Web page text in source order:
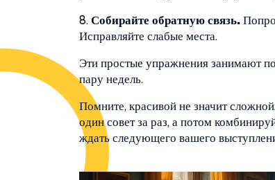
8. Собирайте обратную связь.
Исправляйте слабые места.
Эти простые упражнения занимают
пару недель.
Помните, красивой не значит
один совет за раз, а потом
ждать следующего вашего